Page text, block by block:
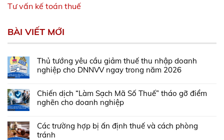
Tư vấn kế toán thuế
BÀI VIẾT MỚI
Thủ tướng yêu cầu giảm thuế thu nhập doanh
nghiệp cho DNNVV ngay trong năm 2026
Chiến dịch “Làm Sạch Mã Số Thuế” tháo gỡ điểm
nghẽn cho doanh nghiệp
Các trường hợp bị ấn định thuế và cách phòng
tránh